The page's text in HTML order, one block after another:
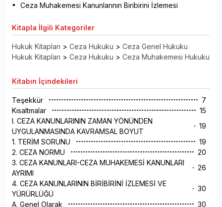
Ceza Muhakemesi Kanunlarının Biribirini İzlemesi
Kitapla İlgili Kategoriler
Hukuk Kitapları > Ceza Hukuku > Ceza Genel Hukuku
Hukuk Kitapları > Ceza Hukuku > Ceza Muhakemesi Hukuku
Kitabın İçindekileri
Teşekkür
7
Kısaltmalar
15
I. CEZA KANUNLARININ ZAMAN YÖNÜNDEN
UYGULANMASINDA KAVRAMSAL BOYUT
19
1. TERİM SORUNU
19
2. CEZA NORMU
20
3. CEZA KANUNLARI-CEZA MUHAKEMESİ KANUNLARI
AYRIMI
26
4. CEZA KANUNLARININ BİRİBİRİNİ İZLEMESİ VE
YÜRÜRLÜĞÜ
30
A. Genel Olarak
30